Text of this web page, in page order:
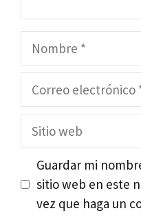
Nombre
Correo
Sitio
Guardar mi
sitio web en este
vez que haga un